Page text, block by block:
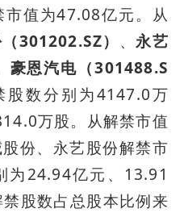
值为47.08亿元。从
301202.SZ） 、永艺
豪恩汽电（301488.S
股数分别为4147.0万
万股。从解禁市值
份、永艺股份解禁市
为24.94亿元、13.91
股数占总股本比例来